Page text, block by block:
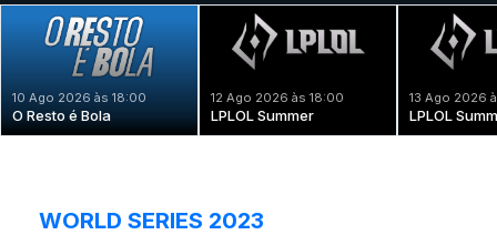
10 Ago 2026 às 18:00
O Resto é Bola
12 Ago 2026 às 18:00
LPLOL Summer
13 Ago 2026
LPLOL
WORLD SERIES 2023